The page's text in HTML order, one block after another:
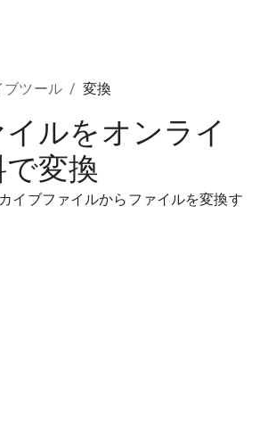
ブツール / 変換
ルをオンライ
変換
イブファイルからファイルを変換す